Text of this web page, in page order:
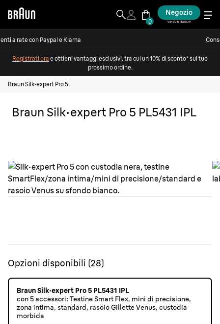
0
Negozio
Venduto da ESW
a rate con Paypal e Klarna
Registrati ora e ottieni vantaggi esclusivi, tra cui un 10% di sconto* sul tuo
prossimo ordine.
Braun Silk·expert Pro 5
Braun Silk·expert Pro 5 PL5431 IPL
Opzioni disponibili (28)
Braun Silk·expert Pro 5 PL5431 IPL
con 5 accessori: Testine Smart Flex, mini di precisione,
zona intima, standard, rasoio Gillette Venus, custodia
morbida